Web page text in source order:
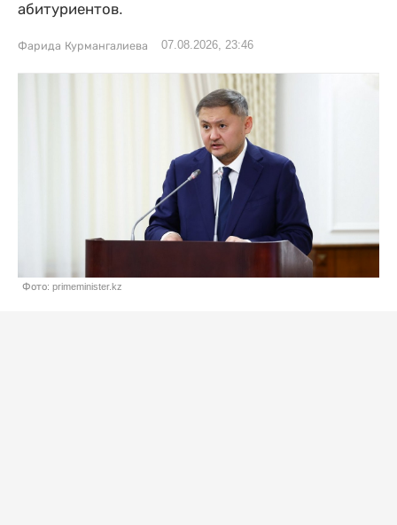
абитуриентов.
Фарида Курмангалиева 07.08.2026, 23:46
Фото: primeminister.kz